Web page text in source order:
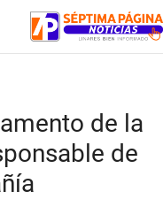
de la
de